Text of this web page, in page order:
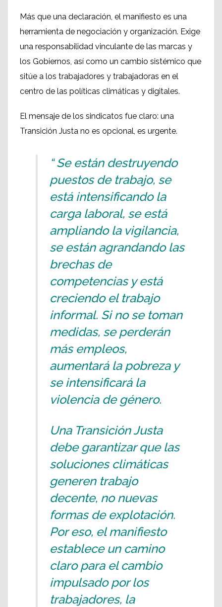
Más que una declaración, el manifiesto es una
herramienta de negociación y organización. Exige
una responsabilidad vinculante de las marcas y
los Gobiernos, así como un cambio sistémico que
sitúe a los trabajadores y trabajadoras en el
centro de las políticas climáticas y digitales.
El mensaje de los sindicatos fue claro: una
Transición Justa no es opcional, es urgente.
“ Se están destruyendo
puestos de trabajo, se
está intensificando la
carga laboral, se está
ampliando la vigilancia,
se están agrandando las
brechas de
competencias y está
creciendo el trabajo
informal. Si no se toman
medidas, se perderán
más empleos,
aumentará la pobreza y
se intensificará la
violencia de género.
Una Transición Justa
debe garantizar que las
soluciones climáticas
generen trabajo
decente, no nuevas
formas de explotación.
Por eso, el manifiesto
establece un camino
claro para el cambio
impulsado por los
trabajadores, la